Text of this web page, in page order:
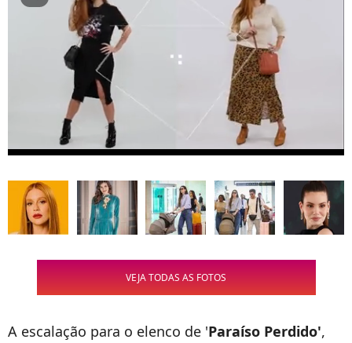
VEJA TODAS AS FOTOS
A escalação para o elenco de 'Paraíso Perdido',